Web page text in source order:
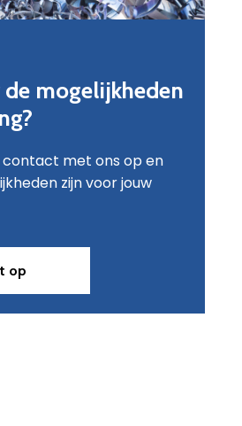
mogelijkheden
contact met ons op en
zijn voor jouw
op